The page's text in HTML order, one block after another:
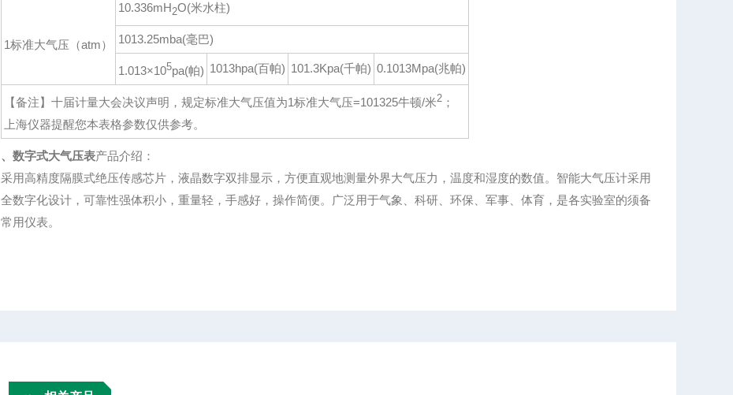
1标准大气压（atm）
10.336mH2O(米水柱)
1013.25mba(毫巴)
1.013×105pa(帕) 1013hpa(百帕) 101.3Kpa(千帕) 0.1013Mpa(兆帕)
【备注】十届计量大会决议声明，规定标准大气压值为1标准大气压=101325牛顿/米2 ；
上海仪器提醒您本表格参数仅供参考。
、数字式大气压表产品介绍：
采用高精度隔膜式绝压传感芯片，液晶数字双排显示，方便直观地测量外界大气压力，温度和湿度的数值。智能大气压计采用
全数字化设计，可靠性强体积小，重量轻，手感好，操作简便。广泛用于气象、科研、环保、军事、体育，是各实验室的须备
常用仪表。